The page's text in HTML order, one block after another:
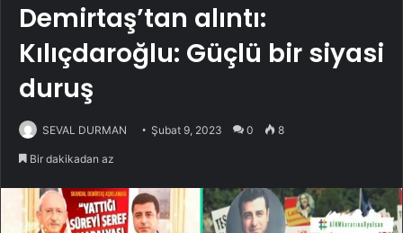
Demirtaş’tan alıntı:
Kılıçdaroğlu: Güçlü bir siyasi
duruş
SEVAL DURMAN Şubat 9, 2023 0 8
Bir dakikadan az